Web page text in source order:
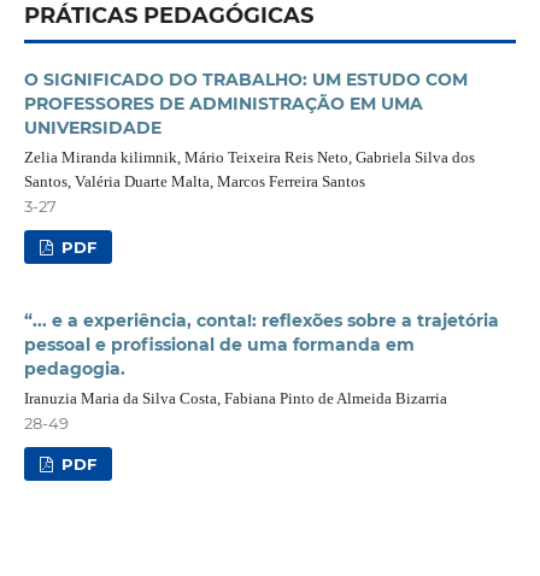
PRÁTICAS PEDAGÓGICAS
O SIGNIFICADO DO TRABALHO: UM ESTUDO COM
PROFESSORES DE ADMINISTRAÇÃO EM UMA
UNIVERSIDADE
Zelia Miranda kilimnik, Mário Teixeira Reis Neto, Gabriela Silva dos
Santos, Valéria Duarte Malta, Marcos Ferreira Santos
3-27
PDF
“... e a experiência, conta!: reflexões sobre a trajetória
pessoal e profissional de uma formanda em
pedagogia.
Iranuzia Maria da Silva Costa, Fabiana Pinto de Almeida Bizarria
28-49
PDF